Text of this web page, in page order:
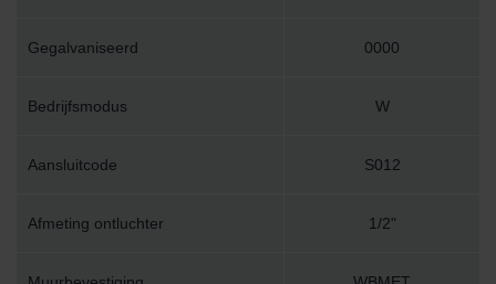
Gegalvaniseerd 0000
Bedrijfsmodus W
Aansluitcode S012
Afmeting ontluchter 1/2"